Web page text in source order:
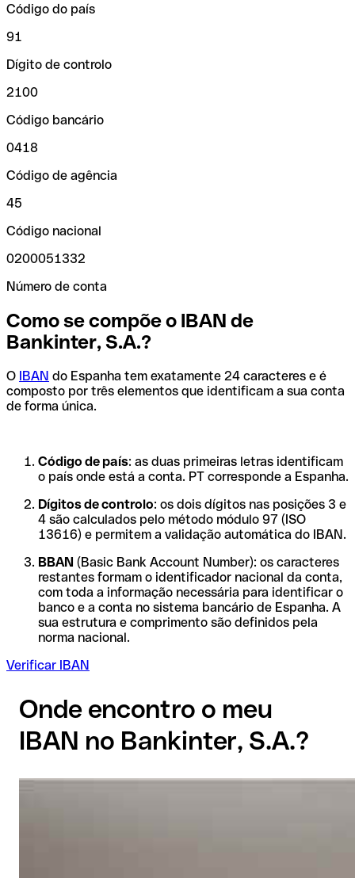
Código do país
91
Dígito de controlo
2100
Código bancário
0418
Código de agência
45
Código nacional
0200051332
Número de conta
Como se compõe o IBAN de
Bankinter, S.A.?
O IBAN do Espanha tem exatamente 24 caracteres e é
composto por três elementos que identificam a sua conta
de forma única.
Código de país: as duas primeiras letras identificam
o país onde está a conta. PT corresponde a Espanha.
Dígitos de controlo: os dois dígitos nas posições 3 e
4 são calculados pelo método módulo 97 (ISO
13616) e permitem a validação automática do IBAN.
BBAN (Basic Bank Account Number): os caracteres
restantes formam o identificador nacional da conta,
com toda a informação necessária para identificar o
banco e a conta no sistema bancário de Espanha. A
sua estrutura e comprimento são definidos pela
norma nacional.
Verificar IBAN
Onde encontro o meu
IBAN no Bankinter, S.A.?